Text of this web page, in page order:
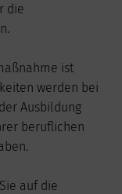
die
ist
werden bei
Ausbildung
beruflichen
auf die